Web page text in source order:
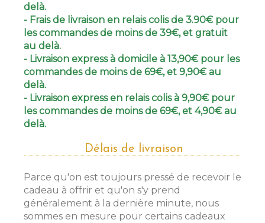
delà.
- Frais de livraison en relais colis de 3.90€ pour
les commandes de moins de 39€, et gratuit
au delà.
- Livraison express à domicile à 13,90€ pour les
commandes de moins de 69€, et 9,90€ au
delà.
- Livraison express en relais colis à 9,90€ pour
les commandes de moins de 69€, et 4,90€ au
delà.
Délais de livraison
Parce qu'on est toujours pressé de recevoir le
cadeau à offrir et qu'on s'y prend
généralement à la dernière minute, nous
sommes en mesure pour certains cadeaux